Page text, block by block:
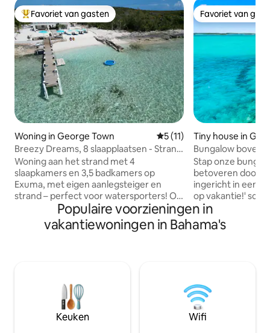
Topfavoriet van gasten
Favoriet van gasten
Woning in George Town Gemiddelde beoordeling
5 (11)
Breezy Dreams, 8 slaapplaatsen - Strand
en dok
Woning aan het strand met 4
slaapkamers en 3,5 badkamers op
Exuma, met eigen aanlegsteiger en
strand – perfect voor watersporters! Op
slechts 10 minuten van George Town,
dicht bij zandbanken. Geniet van
comfort dankzij de generator, de
binnen-/buitenwoonkamers. Ideaal voor
gezinnen of groepen die op zoek zijn
naar een rustig eilandverblijf. Houd er
rekening mee dat er in deze
Favoriet van
Favoriet van
Tiny house in
Bungalow boven
Georgetown |
Stap onze
betoveren door
ingericht in een
op vakantie!'
omlijsten het
ligstoelen, biedt
jaloers zal
met een
minuut rijden, 8
boten te
voorwaarden zijn
Populaire voorzieningen in
vakantiewoningen in Bahama's
Keuken Wifi